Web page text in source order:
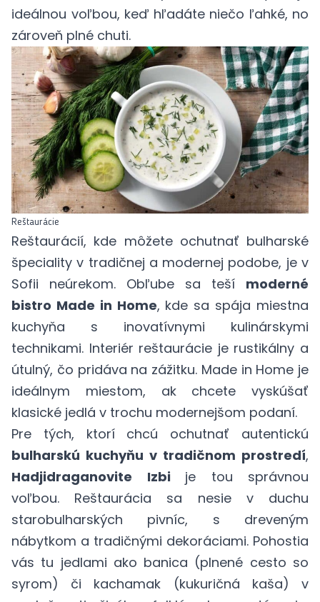
ideálnou voľbou, keď hľadáte niečo ľahké, no
zároveň plné chuti.
Reštaurácie
Reštaurácií, kde môžete ochutnať bulharské
špeciality v tradičnej a modernej podobe, je v
Sofii neúrekom. Obľube sa teší moderné
bistro Made in Home, kde sa spája miestna
kuchyňa s inovatívnymi kulinárskymi
technikami. Interiér reštaurácie je rustikálny a
útulný, čo pridáva na zážitku. Made in Home je
ideálnym miestom, ak chcete vyskúšať
klasické jedlá v trochu modernejšom podaní.
Pre tých, ktorí chcú ochutnať autentickú
bulharskú kuchyňu v tradičnom prostredí,
Hadjidraganovite Izbi je tou správnou
voľbou. Reštaurácia sa nesie v duchu
starobulharských pivníc, s dreveným
nábytkom a tradičnými dekoráciami. Pohostia
vás tu jedlami ako banica (plnené cesto so
syrom) či kachamak (kukuričná kaša) v